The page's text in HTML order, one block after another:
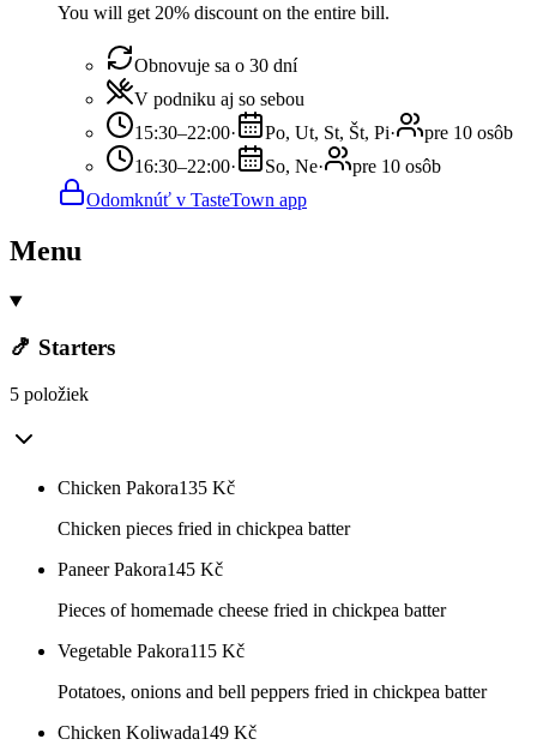
You will get 20% discount on the entire bill.
Obnovuje sa o 30 dní
V podniku aj so sebou
15:30–22:00· Po, Ut, St, Št, Pi·
pre 10 osôb
16:30–22:00· So, Ne·
pre 10 osôb
Odomknúť v TasteTown app
Menu
🍤 Starters
5 položiek
Chicken Pakora135 Kč
Chicken pieces fried in chickpea batter
Paneer Pakora145 Kč
Pieces of homemade cheese fried in chickpea batter
Vegetable Pakora115 Kč
Potatoes, onions and bell peppers fried in chickpea batter
Chicken Koliwada149 Kč